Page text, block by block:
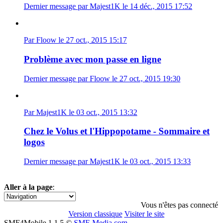
Dernier message par Majest1K le 14 déc., 2015 17:52
Par Floow le 27 oct., 2015 15:17
Problème avec mon passe en ligne
Dernier message par Floow le 27 oct., 2015 19:30
Par Majest1K le 03 oct., 2015 13:32
Chez le Volus et l'Hippopotame - Sommaire et
logos
Dernier message par Majest1K le 03 oct., 2015 13:33
Aller à la page:
1 2 3 4 5 6
Vous n'êtes pas connecté
Version classique Visiter le site